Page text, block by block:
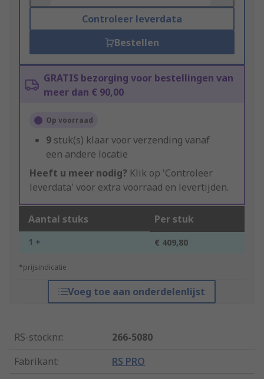
Controleer leverdata
Bestellen
GRATIS bezorging voor bestellingen van
meer dan € 90,00
Op voorraad
9 stuk(s) klaar voor verzending vanaf
een andere locatie
Heeft u meer nodig? Klik op 'Controleer
leverdata' voor extra voorraad en levertijden.
Aantal stuks Per stuk
1 + € 409,80
*prijsindicatie
Voeg toe aan onderdelenlijst
RS-stocknr.:
266-5080
Fabrikant: RS PRO